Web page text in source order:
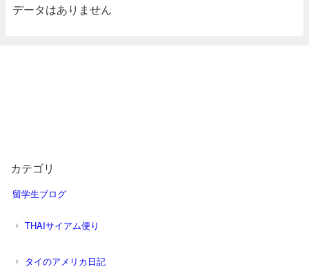
データはありません
カテゴリ
留学生ブログ
THAIサイアム便り
タイのアメリカ日記